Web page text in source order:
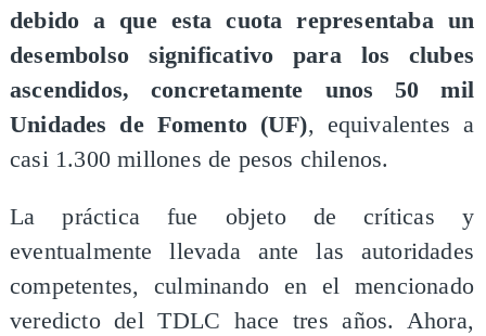
debido a que esta cuota representaba un
desembolso significativo para los clubes
ascendidos, concretamente unos 50 mil
Unidades de Fomento (UF), equivalentes a
casi 1.300 millones de pesos chilenos.
La práctica fue objeto de críticas y
eventualmente llevada ante las autoridades
competentes, culminando en el mencionado
veredicto del TDLC hace tres años. Ahora,